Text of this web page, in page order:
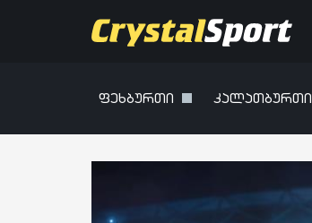
ფეხბურთი კალათბურთი